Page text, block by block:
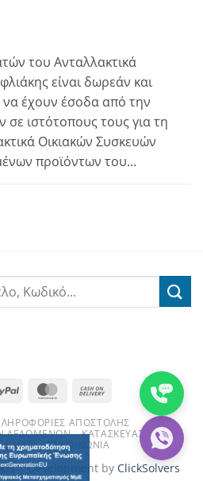
του Ανταλλακτικά
είναι δωρεάν και
να έχουν έσοδα από την
ιστότοπους τους για τη
Οικιακών Συσκευών
προϊόντων του...
PayPal MasterCard
Delivery
ΑΠΟΣΤΟΛΉΣ
ΔΕΔΟΜΈΝΩΝ
ΚΑΤΑΣΚΕΥΑΣΤΈΣ
ΕΜΆΣ
ΕΠΙΚΟΙΝΩΝΊΑ
| Development by ClickSolvers